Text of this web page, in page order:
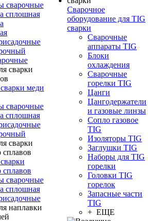
сварочные
сплошная
меди
сварочные
сплошная
сварочные
сплошная
Сварочное
оборудование для TIG
сварки
Сварочные
аппараты TIG
Блоки
охлаждения
Сварочные
горелки TIG
Цанги
Цангодержатели
и газовые линзы
Сопло газовое
TIG
Изоляторы TIG
Заглушки TIG
Наборы для TIG
горелки
Головки TIG
горелок
Запасные части
TIG
+ ЕЩЕ